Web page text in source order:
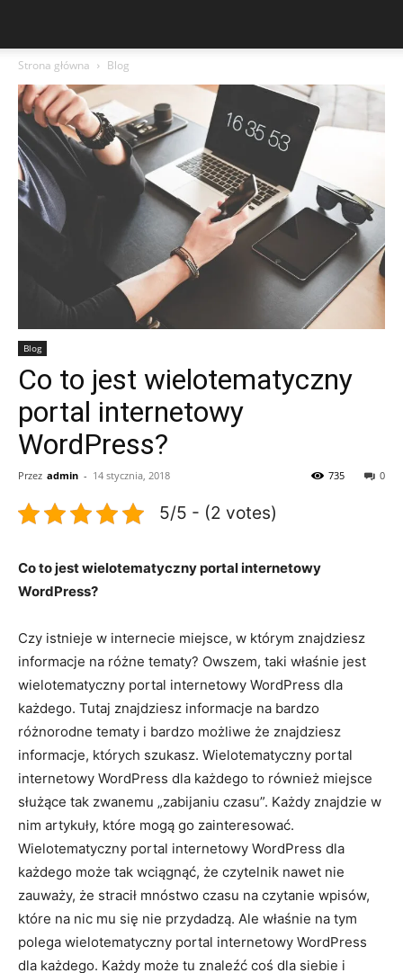
Strona główna Blog
Blog
Co to jest wielotematyczny
portal internetowy
WordPress?
Przez admin - 14 stycznia, 2018 0
735
5/5 - (2 votes)
Co to jest wielotematyczny portal internetowy
WordPress?
Czy istnieje w internecie miejsce, w którym znajdziesz
informacje na różne tematy? Owszem, taki właśnie jest
wielotematyczny portal internetowy WordPress dla
każdego. Tutaj znajdziesz informacje na bardzo
różnorodne tematy i bardzo możliwe że znajdziesz
informacje, których szukasz. Wielotematyczny portal
internetowy WordPress dla każdego to również miejsce
służące tak zwanemu „zabijaniu czasu”. Każdy znajdzie w
nim artykuły, które mogą go zainteresować.
Wielotematyczny portal internetowy WordPress dla
każdego może tak wciągnąć, że czytelnik nawet nie
zauważy, że stracił mnóstwo czasu na czytanie wpisów,
które na nic mu się nie przydadzą. Ale właśnie na tym
polega wielotematyczny portal internetowy WordPress
dla każdego. Każdy może tu znaleźć coś dla siebie i